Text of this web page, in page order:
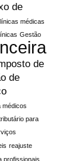
de
médicas
Gestão
de
de
médicos
para
reajuste
profissionais